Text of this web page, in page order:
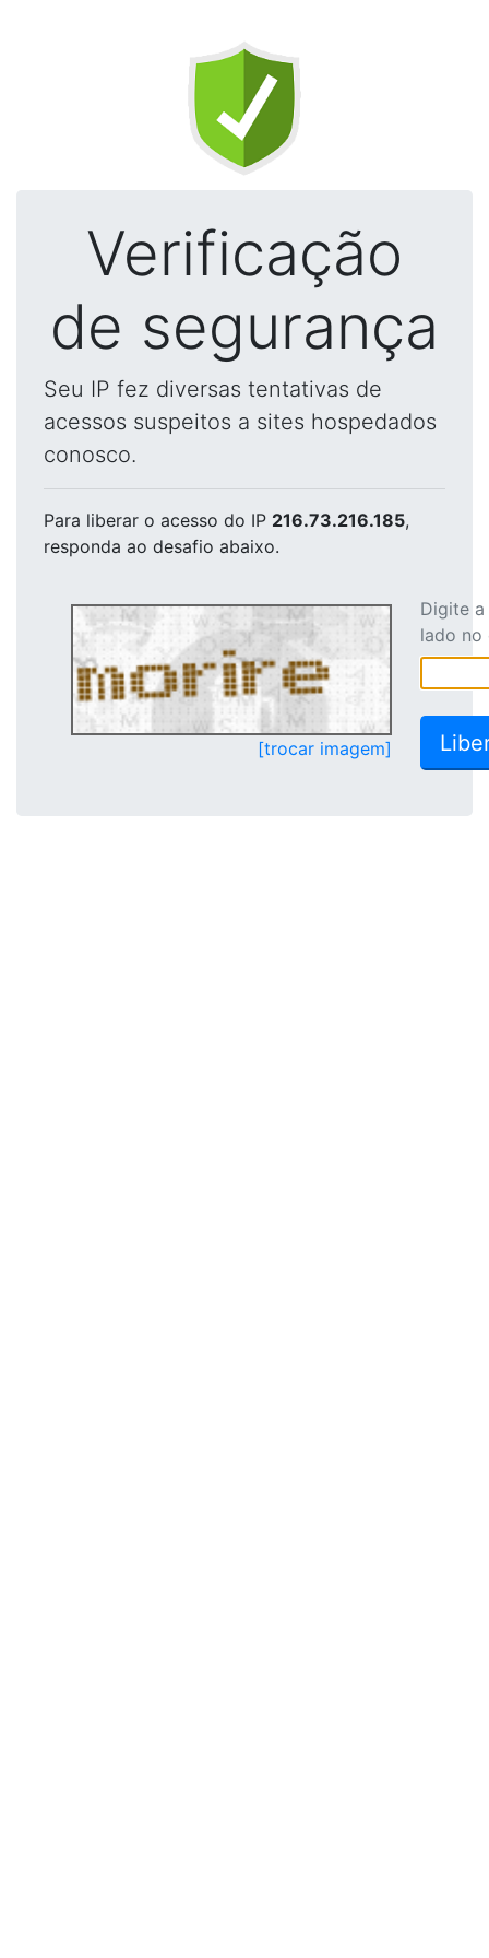
Verificação
de segurança
Seu IP fez diversas tentativas de
acessos suspeitos a sites hospedados
conosco.
Para liberar o acesso do IP 216.73.216.185,
responda ao desafio abaixo.
[trocar imagem]
Digite
lado no